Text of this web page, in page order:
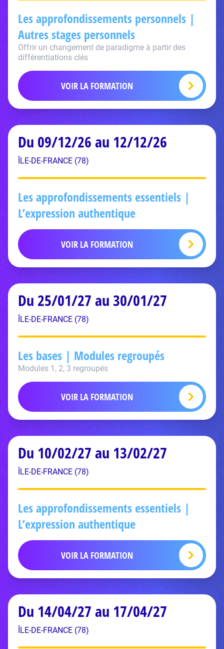
Les approfondissements personnels |
Autres stages personnels
Offrir un changement de paradigme à partir des
différentiations clés
VOIR LA FORMATION
Du 09/12/26 au 12/12/26
ÎLE-DE-FRANCE (78)
Les approfondissements essentiels |
L’expression authentique
VOIR LA FORMATION
Du 25/01/27 au 30/01/27
ÎLE-DE-FRANCE (78)
Les bases | Modules regroupés
Modules 1, 2, 3 regroupés
VOIR LA FORMATION
Du 10/02/27 au 13/02/27
ÎLE-DE-FRANCE (78)
Les approfondissements essentiels |
L’expression authentique
VOIR LA FORMATION
Du 14/04/27 au 17/04/27
ÎLE-DE-FRANCE (78)